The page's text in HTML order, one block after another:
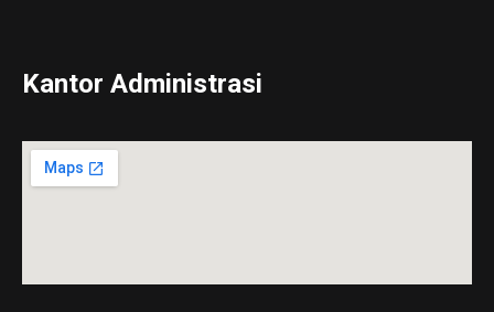
Kantor Administrasi